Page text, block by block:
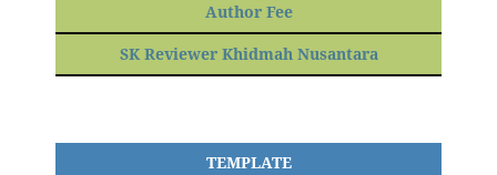
Author Fee
SK Reviewer Khidmah Nusantara
TEMPLATE